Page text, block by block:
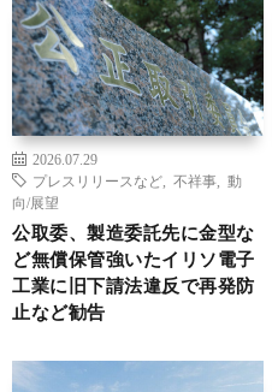
2026.07.29
プレスリリースなど
不祥事
動
向/展望
公取委、製造委託先に金型な
ど無償保管強いたイリソ電子
工業に旧下請法違反で再発防
止など勧告